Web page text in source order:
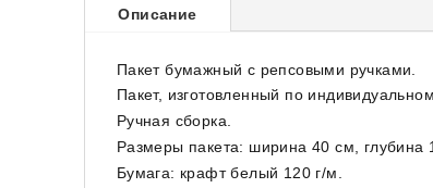
Описание
Пакет бумажный с репсовыми ручками.
Пакет, изготовленный по
Ручная сборка.
Размеры пакета: ширина 40 см, глубина
Бумага: крафт белый 120 г/м.